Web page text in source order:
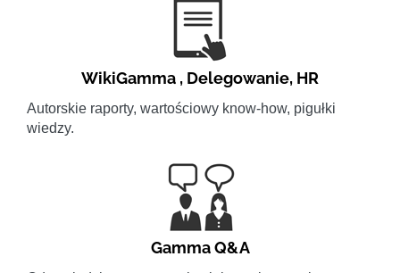
WikiGamma , Delegowanie, HR
Autorskie raporty, wartościowy know-how, pigułki
wiedzy.
Gamma Q&A